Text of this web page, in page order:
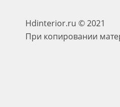
Hdinterior.ru © 2021
При копировании